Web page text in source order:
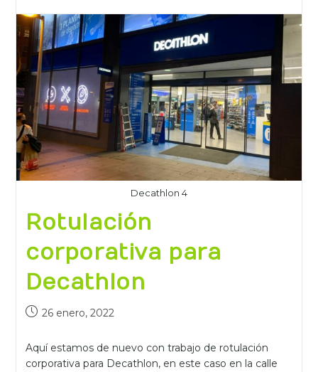
Continuar Leyendo
Decathlon 4
Rotulación
corporativa para
Decathlon
26 enero, 2022
Aquí estamos de nuevo con trabajo de rotulación
corporativa para Decathlon, en este caso en la calle